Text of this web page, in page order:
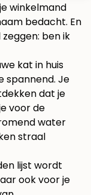
winkelmand
bedacht. En
ben ik
kat in huis
spannend. Je
dat je
voor de
water
straal
lijst wordt
ook voor je